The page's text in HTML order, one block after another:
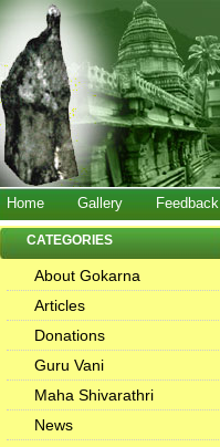
Home Gallery Feedback
CATEGORIES
About Gokarna
Articles
Donations
Guru Vani
Maha Shivarathri
News